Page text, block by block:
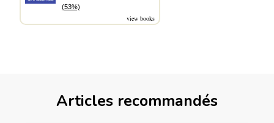
(53%)
view books
Articles recommandés